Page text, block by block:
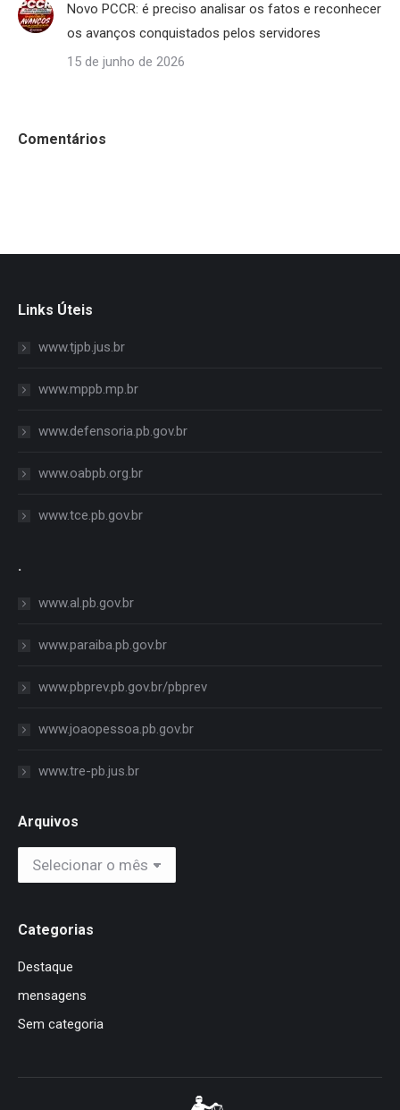
Novo PCCR: é preciso analisar os fatos e reconhecer
os avanços conquistados pelos servidores
15 de junho de 2026
Comentários
Links Úteis
www.tjpb.jus.br
www.mppb.mp.br
www.defensoria.pb.gov.br
www.oabpb.org.br
www.tce.pb.gov.br
.
www.al.pb.gov.br
www.paraiba.pb.gov.br
www.pbprev.pb.gov.br/pbprev
www.joaopessoa.pb.gov.br
www.tre-pb.jus.br
Arquivos
Arquivos
Categorias
Destaque
mensagens
Sem categoria